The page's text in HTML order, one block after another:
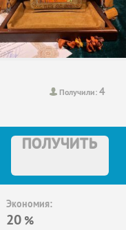
Получили:4
ПОЛУЧИТЬ
Экономия:
20 %